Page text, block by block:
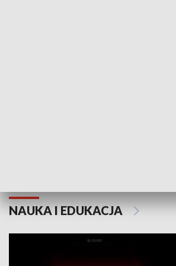
NAUKA I EDUKACJA